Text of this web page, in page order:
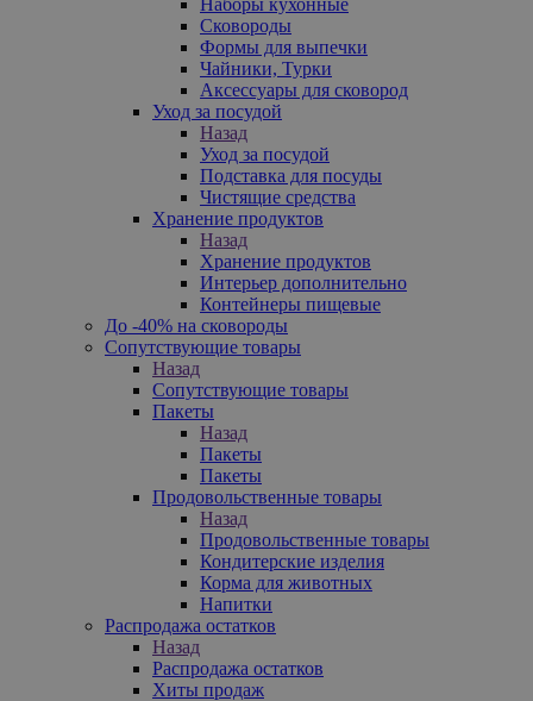
Сковороды
Формы для выпечки
Чайники, Турки
Аксессуары для сковород
Уход за посудой
Назад
Уход за посудой
Подставка для посуды
Чистящие средства
Хранение продуктов
Назад
Хранение продуктов
Интерьер дополнительно
Контейнеры пищевые
До -40% на сковороды
Сопутствующие товары
Назад
Сопутствующие товары
Пакеты
Назад
Пакеты
Пакеты
Продовольственные товары
Назад
Продовольственные товары
Кондитерские изделия
Корма для животных
Напитки
Распродажа остатков
Назад
Распродажа остатков
Хиты продаж